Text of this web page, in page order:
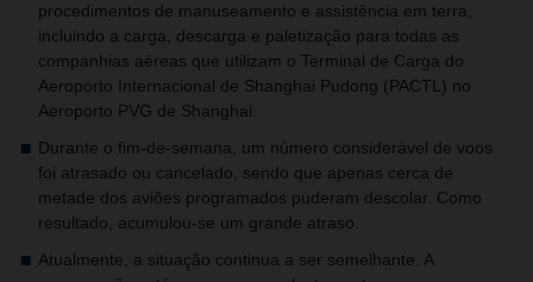
procedimentos de manuseamento e assistência em terra,
incluindo a carga, descarga e paletização para todas as
companhias aéreas que utilizam o Terminal de Carga do
Aeroporto Internacional de Shanghai Pudong (PACTL) no
Aeroporto PVG de Shanghai.
Durante o fim-de-semana, um número considerável de voos
foi atrasado ou cancelado, sendo que apenas cerca de
metade dos aviões programados puderam descolar. Como
resultado, acumulou-se um grande atraso.
Atualmente, a situação continua a ser semelhante. A